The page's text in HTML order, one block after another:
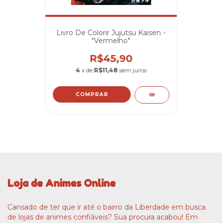
Livro De Colorir Jujutsu Kaisen -
"Vermelho"
R$45,90
4 x de R$11,48 sem juros
Loja de Animes Online
Cansado de ter que ir até o bairro da Liberdade em busca
de lojas de animes confiáveis? Sua procura acabou! Em